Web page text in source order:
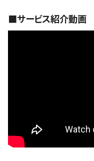
■サービス紹介動画